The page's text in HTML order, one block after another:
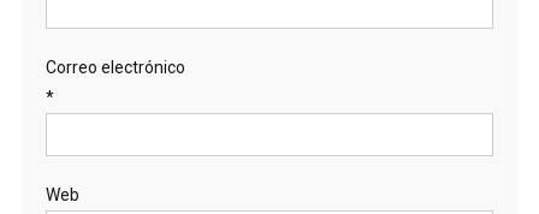
Correo electrónico
*
Web